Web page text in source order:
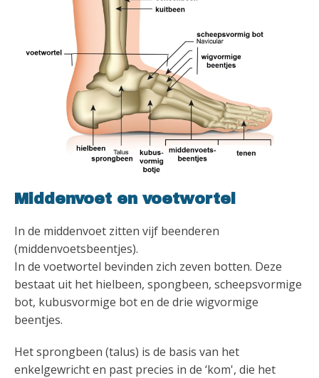
Middenvoet en voetwortel
In de middenvoet zitten vijf beenderen
(middenvoetsbeentjes).
In de voetwortel bevinden zich zeven botten. Deze
bestaat uit het hielbeen, spongbeen, scheepsvormige
bot, kubusvormige bot en de drie wigvormige
beentjes.
Het sprongbeen (talus) is de basis van het
enkelgewricht en past precies in de ‘kom', die het